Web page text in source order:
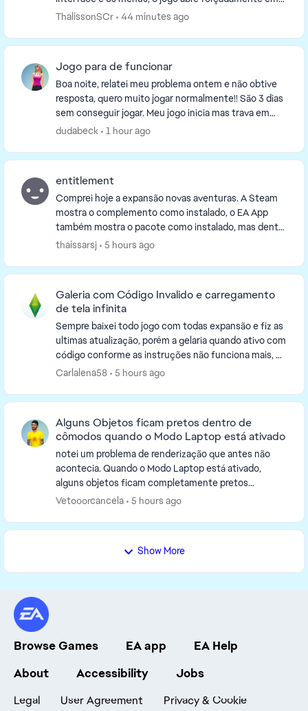
Inglês. Ao verificar nas pasta do jogo foi constado...
ThalissonSCr 44 minutes ago
Jogo para de funcionar
Boa noite, relatei meu problema ontem e não obtive
resposta, quero muito jogar normalmente!! São 3 dias
sem conseguir jogar. Meu jogo inicia mas trava em
uns 10min e quando trava não consigo nem salv...
dudabeck 1 hour ago
entitlement
Comprei hoje a expansão novas aventuras. A Steam
mostra o complemento como instalado, o EA App
também mostra o pacote como instalado, mas dentro
do jogo aparece a mensagem de que eu não tenho
thaissarsj 5 hours ago
Galeria com Código Invalido e carregamento
de tela infinita
Sempre baixei todo jogo com todas expansão e fiz as
ultimas atualização, porém a gelaria quando ativo com
código conforme as instruções não funciona mais, dá
erro no código, dizendo que está invalido...
Carlalena58 5 hours ago
Alguns Objetos ficam pretos dentro de
cômodos quando o Modo Laptop está ativado
notei um problema de renderização que antes não
acontecia. Quando o Modo Laptop está ativado,
alguns objetos ficam completamente pretos
enquanto estão dentro de um cômodo fechado. O
Vetooorcancela 5 hours ago
Show More
Browse Games EA app
EA Help
About
Accessibility Jobs
Legal User Agreement Privacy & Cookie